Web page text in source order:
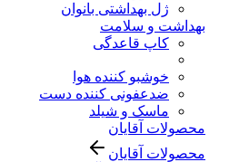
ژل بهداشتی بانوان
بهداشت و سلامت
کاپ قاعدگی
خوشبو کننده هوا
ضدعفونی کننده دست
ماسک و شیلد
محصولات آقایان
محصولات آقایان